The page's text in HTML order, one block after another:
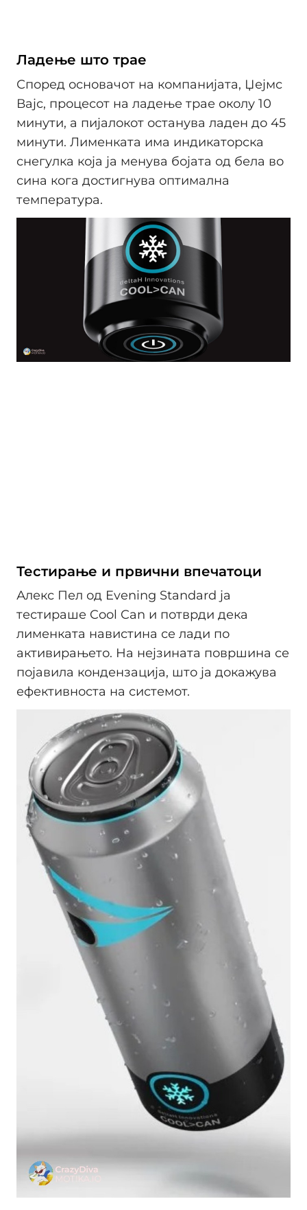
Ладење што трае
Според основачот на компанијата, Џејмс
Вајс, процесот на ладење трае околу 10
минути, а пијалокот останува ладен до 45
минути. Лименката има индикаторска
снегулка која ја менува бојата од бела во
сина кога достигнува оптимална
температура.
Тестирање и првични впечатоци
Алекс Пел од Evening Standard ја
тестираше Cool Can и потврди дека
лименката навистина се лади по
активирањето. На нејзината површина се
појавила кондензација, што ја докажува
ефективноста на системот.